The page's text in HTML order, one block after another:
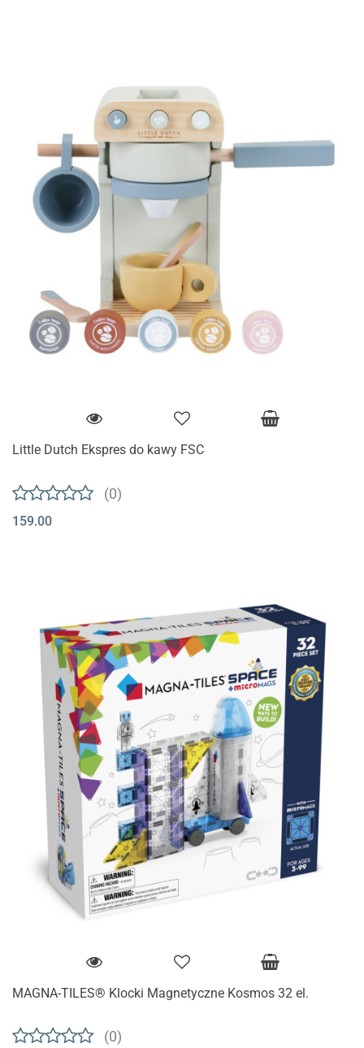
Little Dutch Ekspres do kawy FSC
(0)
159.00
MAGNA-TILES® Klocki Magnetyczne Kosmos 32 el.
(0)